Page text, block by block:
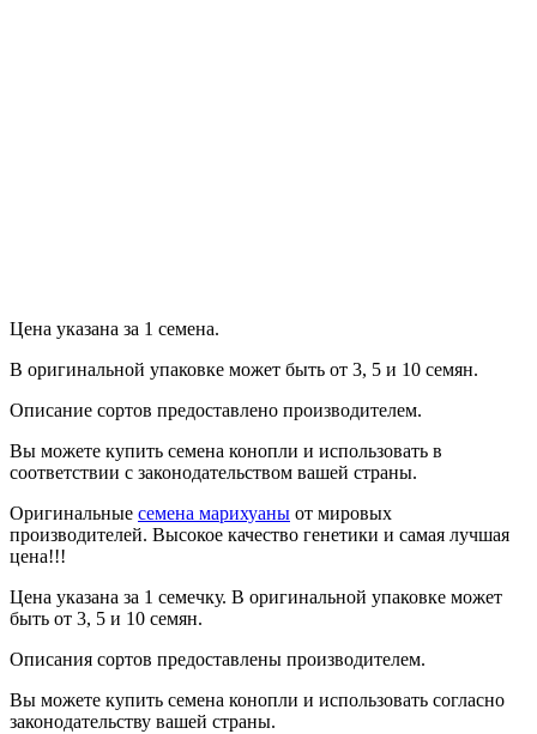
Цена указана за 1 семена.
В оригинальной упаковке может быть от 3, 5 и 10 семян.
Описание сортов предоставлено производителем.
Вы можете купить семена конопли и использовать в
соответствии с законодательством вашей страны.
Оригинальные семена марихуаны от мировых
производителей. Высокое качество генетики и самая лучшая
цена!!!
Цена указана за 1 семечку. В оригинальной упаковке может
быть от 3, 5 и 10 семян.
Описания сортов предоставлены производителем.
Вы можете купить семена конопли и использовать согласно
законодательству вашей страны.